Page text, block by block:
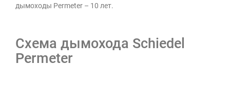
дымоходы Permeter – 10 лет.
Схема дымохода Schiedel
Permeter